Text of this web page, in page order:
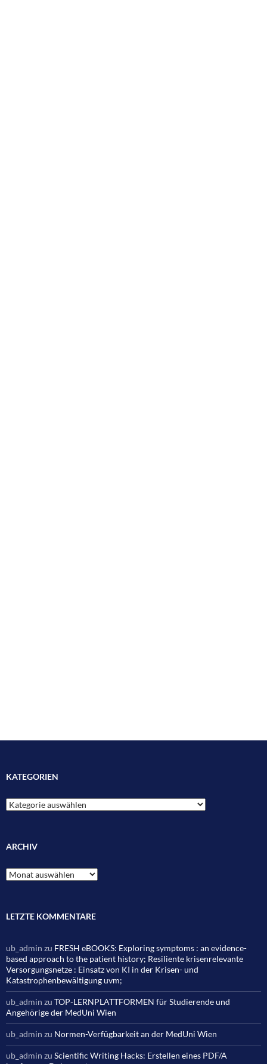
KATEGORIEN
Kategorien
ARCHIV
Archiv
LETZTE KOMMENTARE
ub_admin zu FRESH eBOOKS: Exploring symptoms : an evidence-
based approach to the patient history; Resiliente krisenrelevante
Versorgungsnetze : Einsatz von KI in der Krisen- und
Katastrophenbewältigung uvm;
ub_admin zu TOP-LERNPLATTFORMEN für Studierende und
Angehörige der MedUni Wien
ub_admin zu Normen-Verfügbarkeit an der MedUni Wien
ub_admin zu Scientific Writing Hacks: Erstellen eines PDF/A